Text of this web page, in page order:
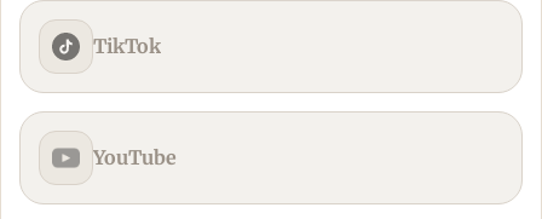
TikTok
YouTube